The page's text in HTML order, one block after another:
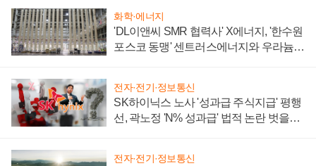
화학·에너지
'DL이앤씨 SMR 협력사' X에너지, '한수원
포스코 동맹' 센트러스에너지와 우라늄
전자·전기·정보통신
SK하이닉스 노사 '성과급 주식지급' 평행
선, 곽노정 'N% 성과급' 법적 논란 벗을지
전자·전기·정보통신